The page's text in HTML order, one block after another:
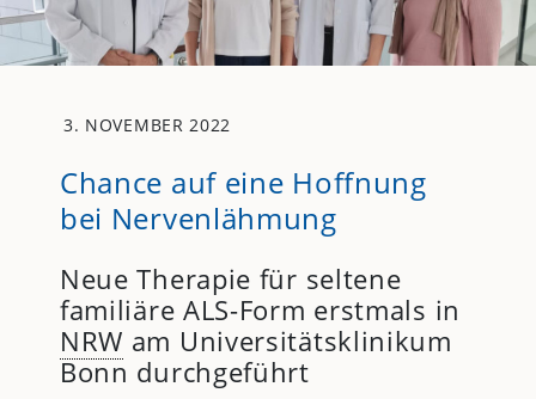
3. NOVEMBER 2022
Chance auf eine Hoffnung
bei Nervenlähmung
Neue Therapie für seltene
familiäre ALS-Form erstmals in
NRW am Universitätsklinikum
Bonn durchgeführt